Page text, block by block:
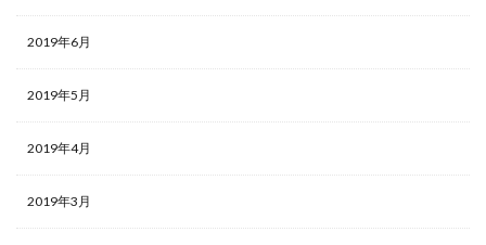
2019年6月
2019年5月
2019年4月
2019年3月